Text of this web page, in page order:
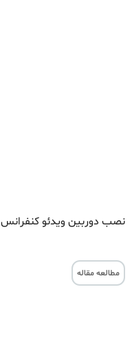
نصب دوربین ویدئو کنفرانس
مطالعه مقاله